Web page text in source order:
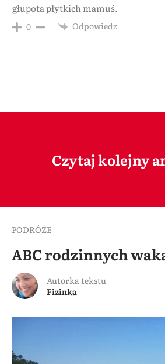
głupota płytkich mamuś.
0 Odpowiedz
Czytaj kolejny
PODRÓŻE
ABC rodzinnych
Autorka tekstu
Fizinka